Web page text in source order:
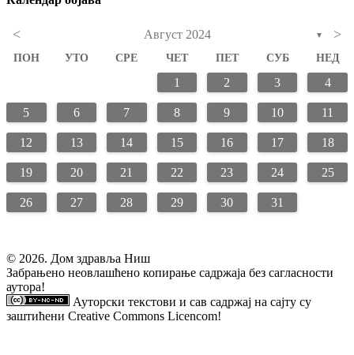
< Август 2024 ▼ >
ПОН УТО СРЕ ЧЕТ ПЕТ СУБ НЕД
1 2 3 4
5 6 7 8 9 10 11
12 13 14 15 16 17 18
19 20 21 22 23 24 25
26 27 28 29 30 31
© 2026. Дом здравља Ниш
Забрањено неовлашћено копирање садржаја без сагласности
аутора!
Ауторски текстови и сав садржај на сајту су
заштићени Creative Commons Licencom!